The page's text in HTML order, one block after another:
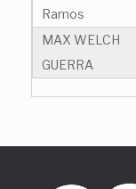
Ramos
MAX WELCH
GUERRA